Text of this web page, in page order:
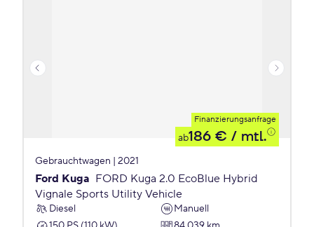
Finanzierungsanfrage
ab186 € / mtl.
Gebrauchtwagen | 2021
Ford Kuga FORD Kuga 2.0 EcoBlue Hybrid
Vignale Sports Utility Vehicle
Diesel
Manuell